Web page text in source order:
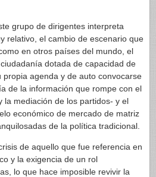
grupo de dirigentes interpreta
relativo, el cambio de escenario que
en otros países del mundo, el
dotada de capacidad de
propia agenda y de auto convocarse
de la información que rompe con el
la mediación de los partidos- y el
económico de mercado de matriz
de la política tradicional.
de aquello que fue referencia en
y la exigencia de un rol
lo que hace imposible revivir la